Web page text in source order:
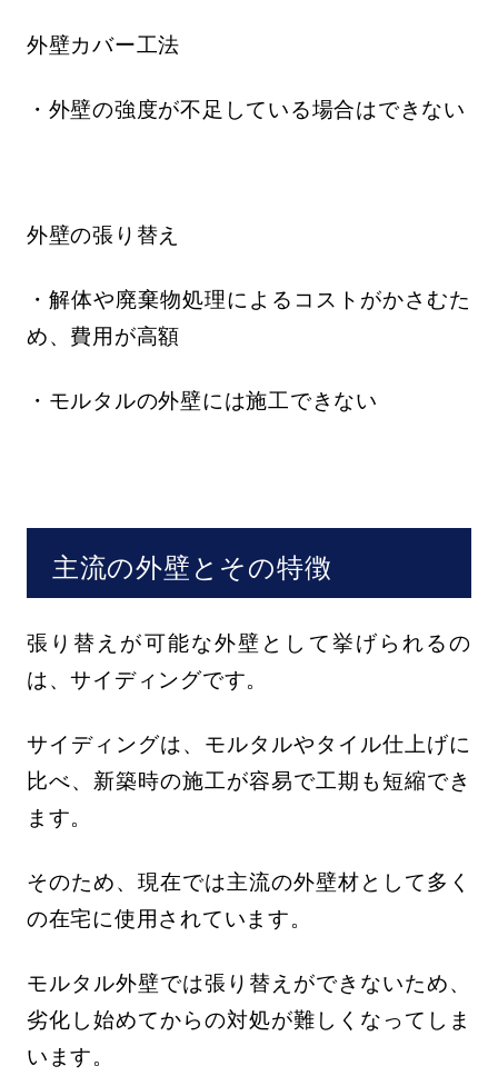
外壁カバー工法
・外壁の強度が不足している場合はできない
外壁の張り替え
・解体や廃棄物処理によるコストがかさむた
め、費用が高額
・モルタルの外壁には施工できない
主流の外壁とその特徴
張り替えが可能な外壁として挙げられるの
は、サイディングです。
サイディングは、モルタルやタイル仕上げに
比べ、新築時の施工が容易で工期も短縮でき
ます。
そのため、現在では主流の外壁材として多く
の在宅に使用されています。
モルタル外壁では張り替えができないため、
劣化し始めてからの対処が難しくなってしま
います。